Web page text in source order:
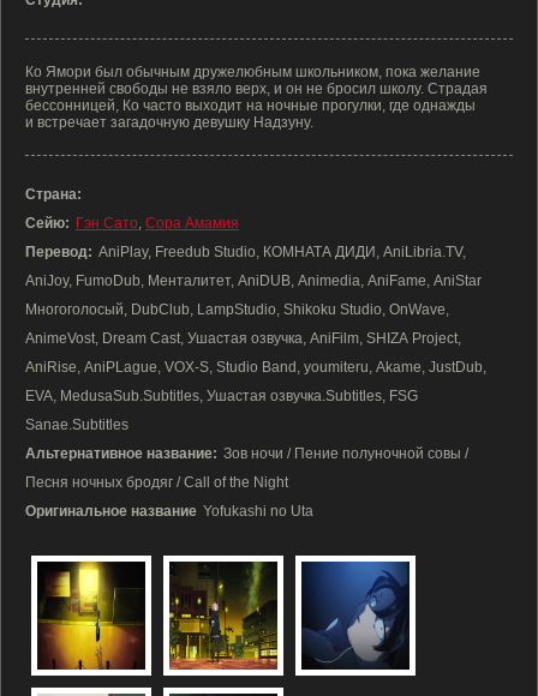
Ко Ямори был обычным дружелюбным школьником, пока желание
внутренней свободы не взяло верх, и он не бросил школу. Страдая
бессонницей, Ко часто выходит на ночные прогулки, где однажды
и встречает загадочную девушку Надзуну.
Страна:
Сейю: Гэн Сато, Сора Амамия
Перевод: AniPlay, Freedub Studio, КОМНАТА ДИДИ, AniLibria.TV,
AniJoy, FumoDub, Менталитет, AniDUB, Animedia, AniFame, AniStar
Многоголосый, DubClub, LampStudio, Shikoku Studio, OnWave,
AnimeVost, Dream Cast, Ушастая озвучка, AniFilm, SHIZA Project,
AniRise, AniPLague, VOX-S, Studio Band, youmiteru, Akame, JustDub,
EVA, MedusaSub.Subtitles, Ушастая озвучка.Subtitles, FSG
Sanae.Subtitles
Альтернативное название: Зов ночи / Пение полуночной совы /
Песня ночных бродяг / Call of the Night
Оригинальное название Yofukashi no Uta